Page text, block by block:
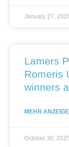
January 27,
Lamers
Romeris
winners
MEHR
October 30, 2025